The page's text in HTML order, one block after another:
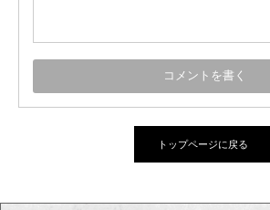
トップページに戻る